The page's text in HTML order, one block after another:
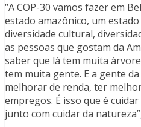
“A COP-30 vamos fazer em
estado amazônico, um
diversidade cultural,
as pessoas que gostam da
saber que lá tem muita
tem muita gente. E a gente
melhorar de renda, ter
empregos. É isso que é
junto com cuidar da